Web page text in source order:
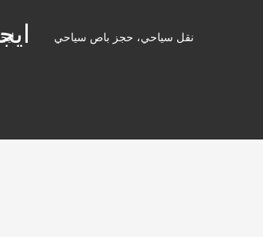
نقل سياحي، حجز باص سياحي ايجار